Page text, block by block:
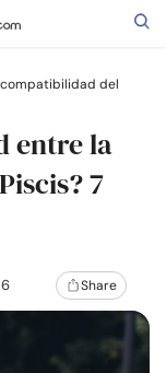
del
entre la
7
Share